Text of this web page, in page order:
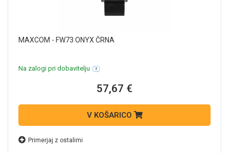
MAXCOM - FW73 ONYX ČRNA
Na zalogi pri dobavitelju
57,67 €
V KOŠARICO
Primerjaj z ostalimi